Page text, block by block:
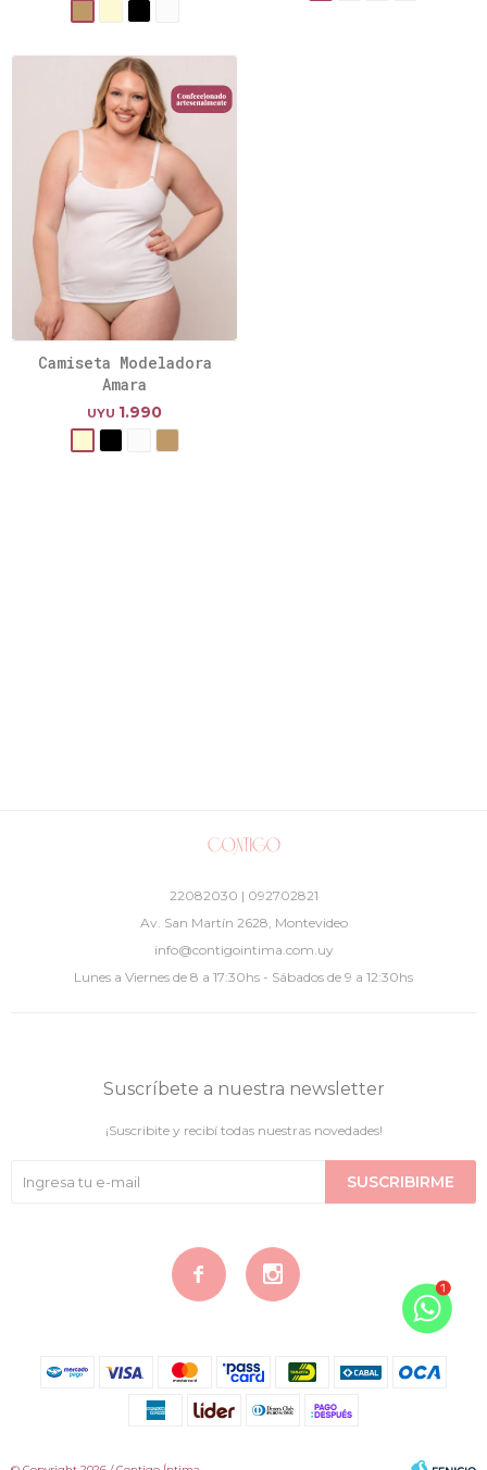
Camiseta Modeladora
Amara
UYU 1.990
22082030 | 092702821
Av. San Martín 2628, Montevideo
info@contigointima.com.uy
Lunes a Viernes de 8 a 17:30hs - Sábados de 9 a 12:30hs
Suscríbete a nuestra newsletter
¡Suscribite y recibí todas nuestras novedades!
SUSCRIBIRME
 